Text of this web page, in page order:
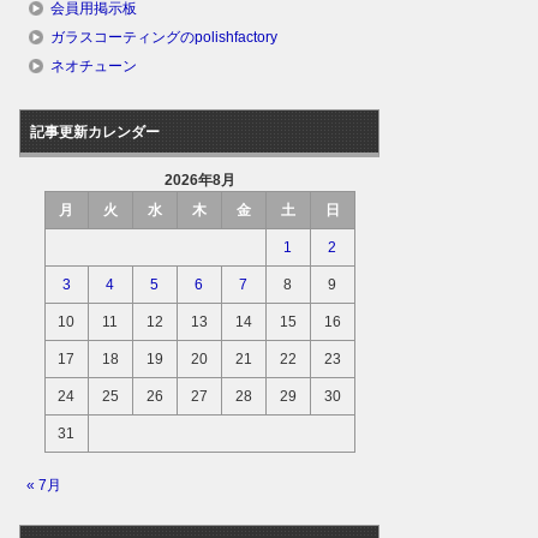
会員用掲示板
ガラスコーティングのpolishfactory
ネオチューン
記事更新カレンダー
2026年8月
月
火 水 木 金 土 日
1 2
3 4 5 6 7 8 9
10 11 12 13 14 15 16
17 18 19 20 21 22 23
24 25 26 27 28 29 30
31
« 7月